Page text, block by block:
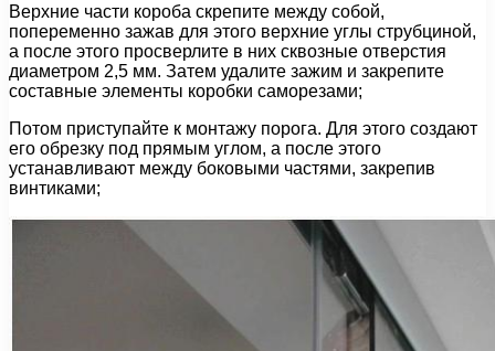
Верхние части короба скрепите между собой,
попеременно зажав для этого верхние углы струбциной,
а после этого просверлите в них сквозные отверстия
диаметром 2,5 мм. Затем удалите зажим и закрепите
составные элементы коробки саморезами;
Потом приступайте к монтажу порога. Для этого создают
его обрезку под прямым углом, а после этого
устанавливают между боковыми частями, закрепив
винтиками;